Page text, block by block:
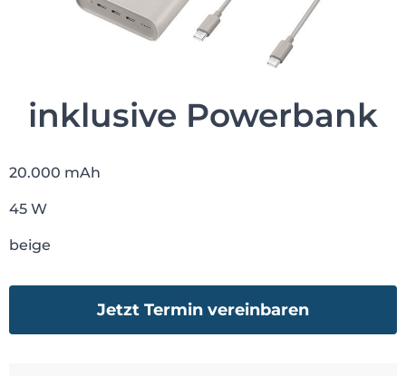
inklusive Powerbank
20.000 mAh
45 W
beige
Jetzt Termin vereinbaren